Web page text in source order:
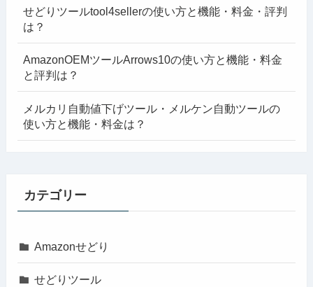
せどりツールtool4sellerの使い方と機能・料金・評判
は？
AmazonOEMツールArrows10の使い方と機能・料金
と評判は？
メルカリ自動値下げツール・メルケン自動ツールの
使い方と機能・料金は？
カテゴリー
Amazonせどり
せどりツール